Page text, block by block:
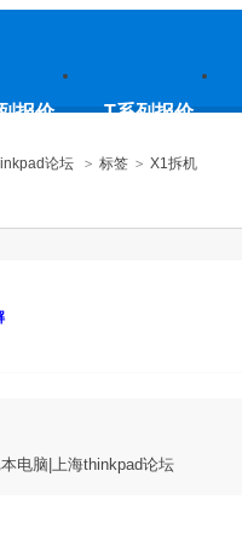
报价 T系列报价
论坛 > 标签 > X1拆机
电脑|上海thinkpad论坛